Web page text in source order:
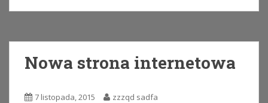
Nowa strona internetowa
7 listopada, 2015 zzzqd sadfa